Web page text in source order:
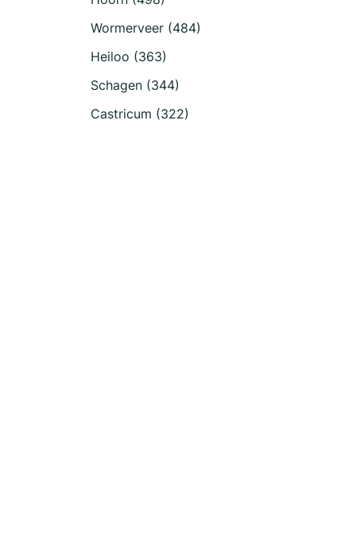
Wormerveer (484)
Heiloo (363)
Schagen (344)
Castricum (322)